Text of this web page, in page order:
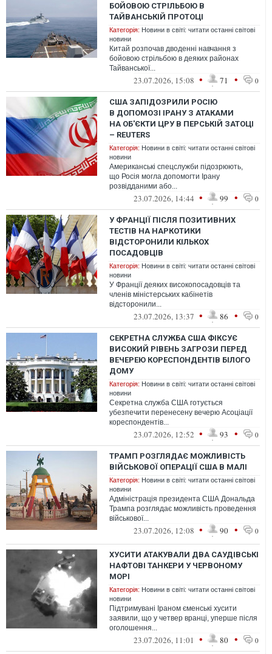
БОЙОВОЮ СТРІЛЬБОЮ В
ТАЙВАНСЬКІЙ ПРОТОЦІ
Категорія: Новини в світі: читати останні світові
новини
Китай розпочав дводенні навчання з
бойовою стрільбою в деяких районах
Тайванської...
23.07.2026, 15:08 • 71 • 0
США ЗАПІДОЗРИЛИ РОСІЮ
В ДОПОМОЗІ ІРАНУ З АТАКАМИ
НА ОБ'ЄКТИ ЦРУ В ПЕРСЬКІЙ ЗАТОЦІ
– REUTERS
Категорія: Новини в світі: читати останні світові
новини
Американські спецслужби підозрюють,
що Росія могла допомогти Ірану
розвідданими або...
23.07.2026, 14:44 • 99 • 0
У ФРАНЦІЇ ПІСЛЯ ПОЗИТИВНИХ
ТЕСТІВ НА НАРКОТИКИ
ВІДСТОРОНИЛИ КІЛЬКОХ
ПОСАДОВЦІВ
Категорія: Новини в світі: читати останні світові
новини
У Франції деяких високопосадовців та
членів міністерських кабінетів
відсторонили...
23.07.2026, 13:37 • 86 • 0
СЕКРЕТНА СЛУЖБА США ФІКСУЄ
ВИСОКИЙ РІВЕНЬ ЗАГРОЗИ ПЕРЕД
ВЕЧЕРЕЮ КОРЕСПОНДЕНТІВ БІЛОГО
ДОМУ
Категорія: Новини в світі: читати останні світові
новини
Секретна служба США готується
убезпечити перенесену вечерю Асоціації
кореспондентів...
23.07.2026, 12:52 • 93 • 0
ТРАМП РОЗГЛЯДАЄ МОЖЛИВІСТЬ
ВІЙСЬКОВОЇ ОПЕРАЦІЇ США В МАЛІ
Категорія: Новини в світі: читати останні світові
новини
Адміністрація президента США Дональда
Трампа розглядає можливість проведення
військової...
23.07.2026, 12:08 • 90 • 0
ХУСИТИ АТАКУВАЛИ ДВА САУДІВСЬКІ
НАФТОВІ ТАНКЕРИ У ЧЕРВОНОМУ
МОРІ
Категорія: Новини в світі: читати останні світові
новини
Підтримувані Іраном єменські хусити
заявили, що у четвер вранці, уперше після
оголошення...
23.07.2026, 11:01 • 80 • 0